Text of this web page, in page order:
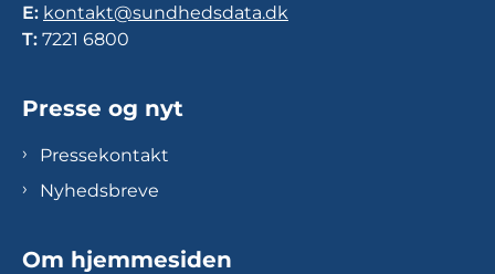
E: kontakt@sundhedsdata.dk
T: 7221 6800
Presse og nyt
Pressekontakt
Nyhedsbreve
Om hjemmesiden